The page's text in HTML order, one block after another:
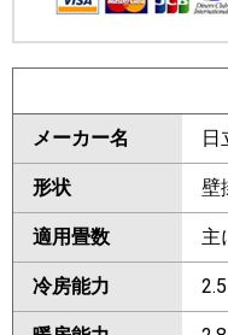
メーカー名 日
形状 壁
適用畳数 主
冷房能力